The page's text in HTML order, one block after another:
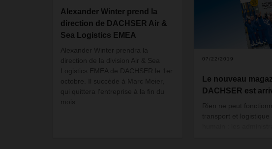
Alexander Winter prend la
direction de DACHSER Air &
Sea Logistics EMEA
Alexander Winter prendra la
direction de la division Air & Sea
Logistics EMEA de DACHSER le 1er
octobre. Il succède à Marc Meier,
qui quittera l'entreprise à la fin du
mois.
07/22/2019
Le nouveau
DACHSER est
Rien ne peut
transport et logistique